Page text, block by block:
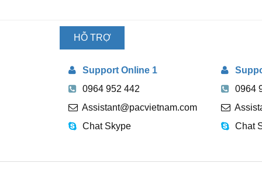
HỖ TRỢ
TUYẾN
Support Online 1
0964 952 442
Assistant@pacvietnam.com
Chat Skype
0964
Chat